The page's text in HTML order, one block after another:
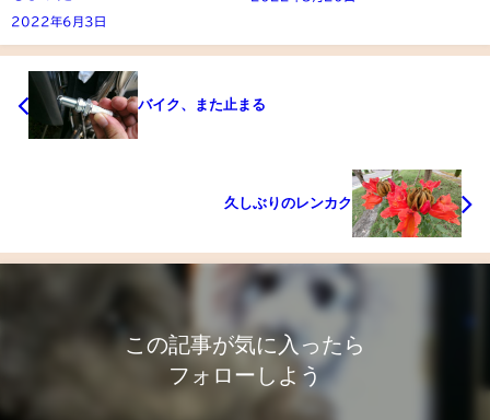
2022年6月3日
バイク、また止まる
久しぶりのレンカク
この記事が気に入ったら
フォローしよう